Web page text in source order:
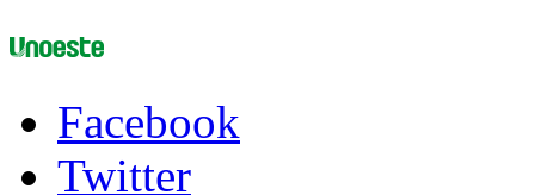
Facebook
Twitter